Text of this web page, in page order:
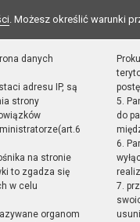
. Możesz określić warunki
danych
adresu IP, są
strony
na stronie
to zgadza się
w celu
organom
5.
do
6.
7.